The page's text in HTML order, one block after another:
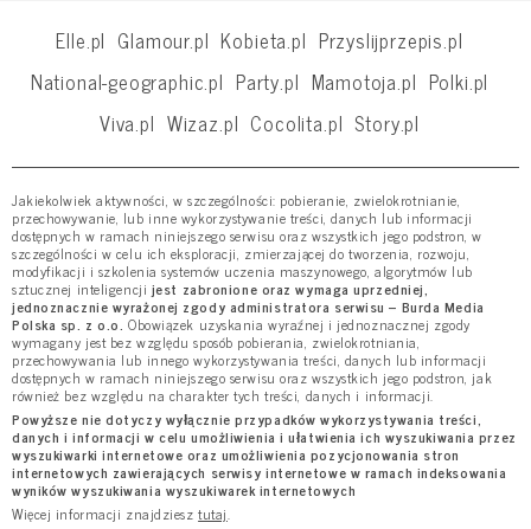
Elle.pl Glamour.pl Kobieta.pl Przyslijprzepis.pl
National-geographic.pl Party.pl Mamotoja.pl Polki.pl
Viva.pl Wizaz.pl Cocolita.pl Story.pl
Jakiekolwiek aktywności, w szczególności: pobieranie, zwielokrotnianie,
przechowywanie, lub inne wykorzystywanie treści, danych lub informacji
dostępnych w ramach niniejszego serwisu oraz wszystkich jego podstron, w
szczególności w celu ich eksploracji, zmierzającej do tworzenia, rozwoju,
modyfikacji i szkolenia systemów uczenia maszynowego, algorytmów lub
sztucznej inteligencji jest zabronione oraz wymaga uprzedniej,
jednoznacznie wyrażonej zgody administratora serwisu – Burda Media
Polska sp. z o.o. Obowiązek uzyskania wyraźnej i jednoznacznej zgody
wymagany jest bez względu sposób pobierania, zwielokrotniania,
przechowywania lub innego wykorzystywania treści, danych lub informacji
dostępnych w ramach niniejszego serwisu oraz wszystkich jego podstron, jak
również bez względu na charakter tych treści, danych i informacji.
Powyższe nie dotyczy wyłącznie przypadków wykorzystywania treści,
danych i informacji w celu umożliwienia i ułatwienia ich wyszukiwania przez
wyszukiwarki internetowe oraz umożliwienia pozycjonowania stron
internetowych zawierających serwisy internetowe w ramach indeksowania
wyników wyszukiwania wyszukiwarek internetowych
Więcej informacji znajdziesztutaj.